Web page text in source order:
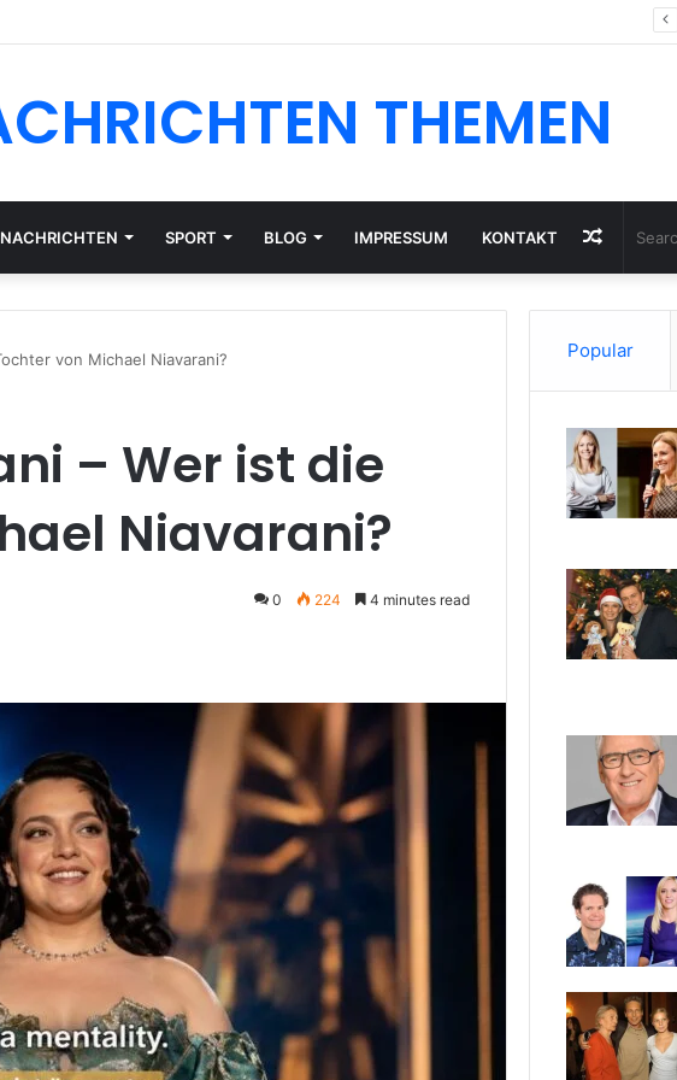
oder EUR: Währungsrisiko für Schweizer Anleger
THEMEN
NACHRICHTEN SPORT BLOG IMPRESSUM KONTAKT Random
Article
von Michael Niavarani?
– Wer ist die
Niavarani?
0 224 4 minutes read
Popular